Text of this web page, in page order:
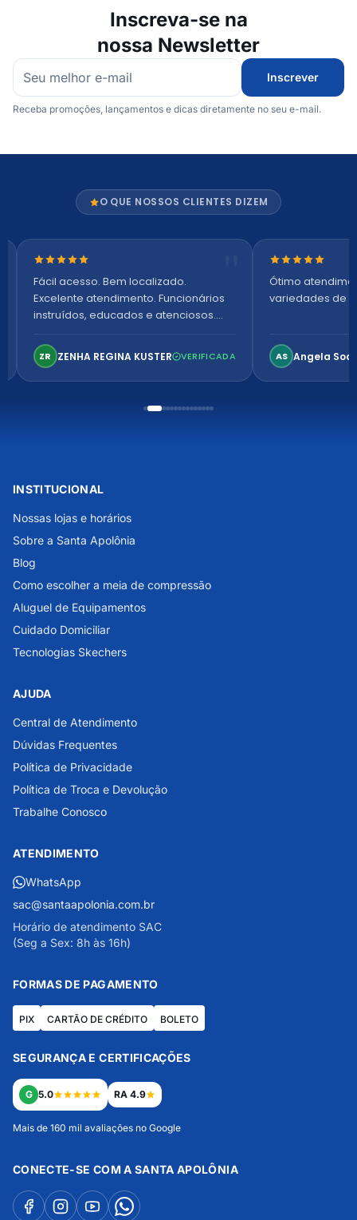
Inscreva-se na
nossa Newsletter
Inscrever
Receba promoções, lançamentos e dicas diretamente no seu e-mail.
O QUE NOSSOS CLIENTES DIZEM
Nota 5 de 5 estrelas
Fácil acesso. Bem localizado.
Excelente atendimento. Funcionários
instruídos, educados e atenciosos.
confortável. Perfeito!
ZR ZENHA REGINA KUSTER VERIFICADA
Nota 5 de 5
Ótimo
variedades de
AS Angela
INSTITUCIONAL
Nossas lojas e horários
Sobre a Santa Apolônia
Blog
Como escolher a meia de compressão
Aluguel de Equipamentos
Cuidado Domiciliar
Tecnologias Skechers
AJUDA
Central de Atendimento
Dúvidas Frequentes
Política de Privacidade
Política de Troca e Devolução
Trabalhe Conosco
ATENDIMENTO
WhatsApp
sac@santaapolonia.com.br
Horário de atendimento SAC
(Seg a Sex: 8h às 16h)
FORMAS DE PAGAMENTO
PIX CARTÃO DE CRÉDITO BOLETO
SEGURANÇA E CERTIFICAÇÕES
G 5.0 RA 4.9
Mais de 160 mil avaliações no Google
CONECTE-SE COM A SANTA APOLÔNIA